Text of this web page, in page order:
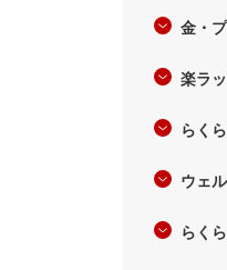
金・
楽ラ
らく
ウェ
らく